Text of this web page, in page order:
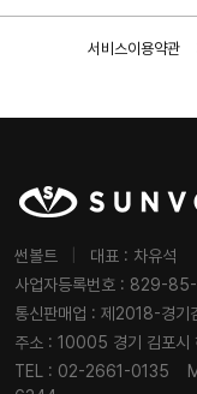
서비스이용약관
썬볼트
대표 : 차유석
사업자등록번호 : 829-
통신판매업 : 제2018-경기
주소 : 10005 경기 김포시
TEL : 02-2661-0135